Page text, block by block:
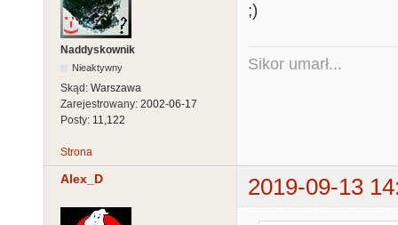
Naddyskownik
Nieaktywny
Skąd: Warszawa
Zarejestrowany: 2002-06-17
Posty: 11,122
;)
Sikor umarł...
Strona
Alex_D 2019-09-13